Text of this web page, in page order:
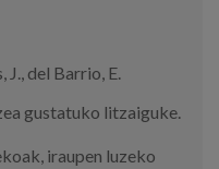
J., del Barrio, E.
gustatuko litzaiguke.
iraupen luzeko